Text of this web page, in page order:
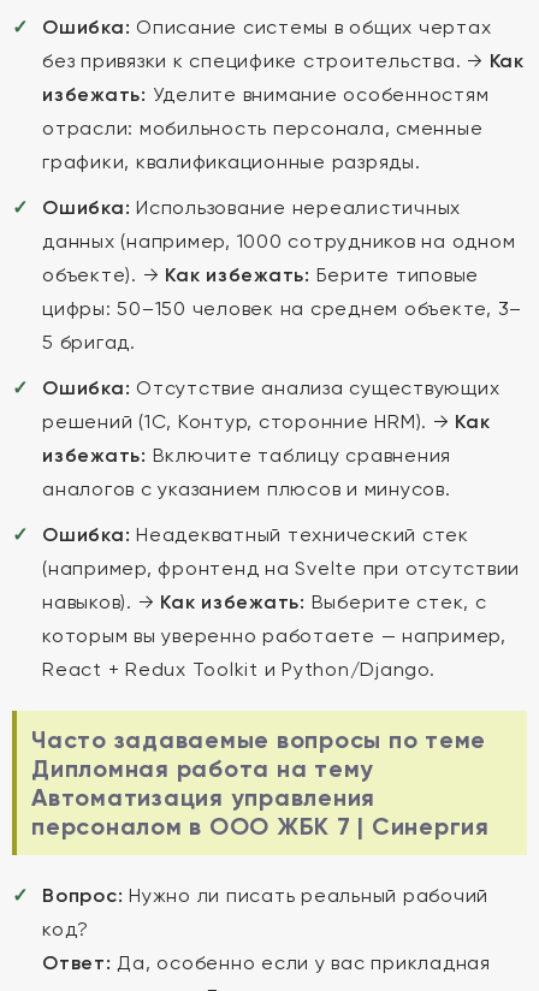
Ошибка: Описание системы в общих чертах
без привязки к специфике строительства. → Как
избежать: Уделите внимание особенностям
отрасли: мобильность персонала, сменные
графики, квалификационные разряды.
Ошибка: Использование нереалистичных
данных (например, 1000 сотрудников на одном
объекте). → Как избежать: Берите типовые
цифры: 50–150 человек на среднем объекте, 3–
5 бригад.
Ошибка: Отсутствие анализа существующих
решений (1С, Контур, сторонние HRM). → Как
избежать: Включите таблицу сравнения
аналогов с указанием плюсов и минусов.
Ошибка: Неадекватный технический стек
(например, фронтенд на Svelte при отсутствии
навыков). → Как избежать: Выберите стек, с
которым вы уверенно работаете — например,
React + Redux Toolkit и Python/Django.
Часто задаваемые вопросы по теме
Дипломная работа на тему
Автоматизация управления
персоналом в ООО ЖБК 7 | Синергия
Вопрос: Нужно ли писать реальный рабочий
код?
Ответ: Да, особенно если у вас прикладная